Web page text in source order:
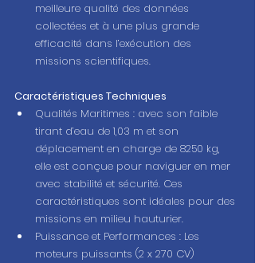
meilleure qualité des données
collectées et à une plus grande
efficacité dans l’exécution des
missions scientifiques.
Caractéristiques Techniques
Qualités Maritimes : avec son faible
tirant d’eau de 1,03 m et son
déplacement en charge de 8250 kg,
elle est conçue pour naviguer en mer
avec stabilité et sécurité. Ces
caractéristiques sont idéales pour des
missions en milieu hauturier.
Puissance et Performances : Les
moteurs puissants (2 x 270 CV)